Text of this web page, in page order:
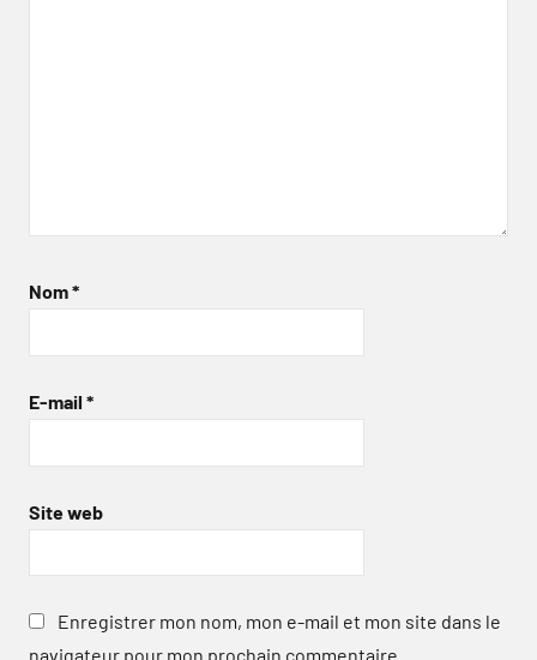
Nom*
E-mail *
Site web
Enregistrer mon nom, mon e-mail et mon site dans le
navigateur pour mon prochain commentaire.